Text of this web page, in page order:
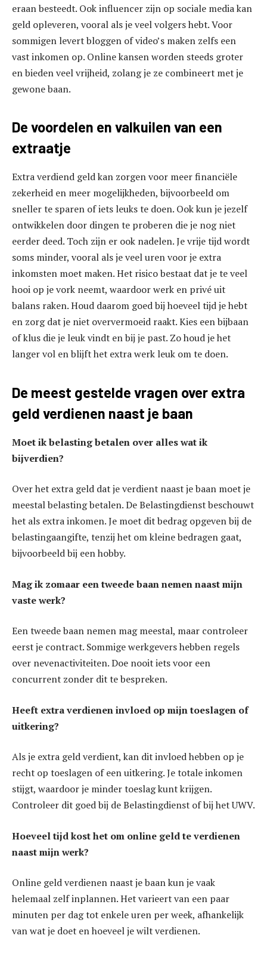
eraan besteedt. Ook influencer zijn op sociale media kan
geld opleveren, vooral als je veel volgers hebt. Voor
sommigen levert bloggen of video’s maken zelfs een
vast inkomen op. Online kansen worden steeds groter
en bieden veel vrijheid, zolang je ze combineert met je
gewone baan.
De voordelen en valkuilen van een
extraatje
Extra verdiend geld kan zorgen voor meer financiële
zekerheid en meer mogelijkheden, bijvoorbeeld om
sneller te sparen of iets leuks te doen. Ook kun je jezelf
ontwikkelen door dingen te proberen die je nog niet
eerder deed. Toch zijn er ook nadelen. Je vrije tijd wordt
soms minder, vooral als je veel uren voor je extra
inkomsten moet maken. Het risico bestaat dat je te veel
hooi op je vork neemt, waardoor werk en privé uit
balans raken. Houd daarom goed bij hoeveel tijd je hebt
en zorg dat je niet oververmoeid raakt. Kies een bijbaan
of klus die je leuk vindt en bij je past. Zo houd je het
langer vol en blijft het extra werk leuk om te doen.
De meest gestelde vragen over extra
geld verdienen naast je baan
Moet ik belasting betalen over alles wat ik
bijverdien?
Over het extra geld dat je verdient naast je baan moet je
meestal belasting betalen. De Belastingdienst beschouwt
het als extra inkomen. Je moet dit bedrag opgeven bij de
belastingaangifte, tenzij het om kleine bedragen gaat,
bijvoorbeeld bij een hobby.
Mag ik zomaar een tweede baan nemen naast mijn
vaste werk?
Een tweede baan nemen mag meestal, maar controleer
eerst je contract. Sommige werkgevers hebben regels
over nevenactiviteiten. Doe nooit iets voor een
concurrent zonder dit te bespreken.
Heeft extra verdienen invloed op mijn toeslagen of
uitkering?
Als je extra geld verdient, kan dit invloed hebben op je
recht op toeslagen of een uitkering. Je totale inkomen
stijgt, waardoor je minder toeslag kunt krijgen.
Controleer dit goed bij de Belastingdienst of bij het UWV.
Hoeveel tijd kost het om online geld te verdienen
naast mijn werk?
Online geld verdienen naast je baan kun je vaak
helemaal zelf inplannen. Het varieert van een paar
minuten per dag tot enkele uren per week, afhankelijk
van wat je doet en hoeveel je wilt verdienen.